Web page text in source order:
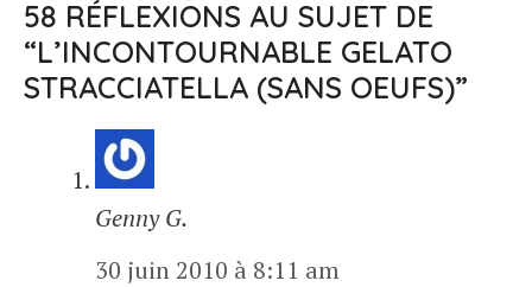
58 RÉFLEXIONS AU SUJET DE
“L’INCONTOURNABLE GELATO
STRACCIATELLA (SANS OEUFS)”
Genny G.
30 juin 2010 à 8:11 am